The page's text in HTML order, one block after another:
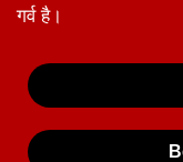
गर्व है।